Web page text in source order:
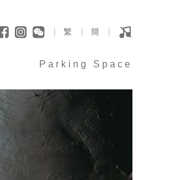
繁 簡
Parking Space